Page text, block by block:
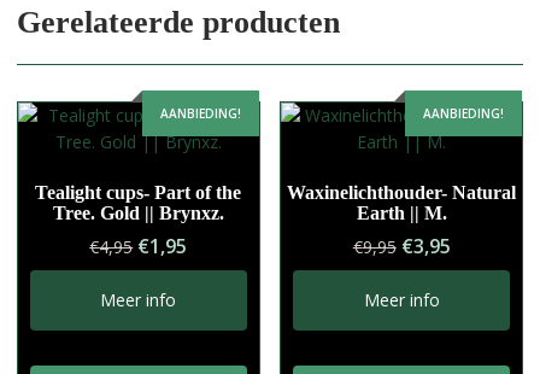
Gerelateerde producten
AANBIEDING!
Tealight cups- Part of the
Tree. Gold || Brynxz.
€4,95 Oorspronkelijke
prijs
was:
€4,95.
€1,95
prijs
€1,95.
Meer info
AANBIEDING!
Waxinelichthouder- Natural
Earth || M.
€9,95
prijs
was:
€9,95.
€3,95Huidige
prijs
€3,95.
Meer info